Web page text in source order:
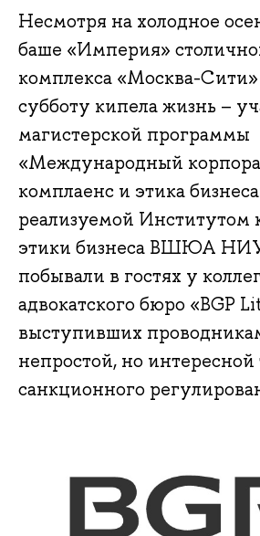
Несмотря на холодное
баше «Империя»
комплекса «Москва-
субботу кипела жизнь –
магистерской программы
«Международный
комплаенс и этика
реализуемой Институтом
этики бизнеса ВШЮА
побывали в гостях у
адвокатского бюро «BGP
выступивших
непростой, но интересной
санкционного